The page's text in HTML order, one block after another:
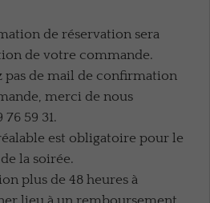
de réservation sera
de votre commande.
pas de mail de confirmation
merci de nous
59 31.
est obligatoire pour le
la soirée.
plus de 48 heures à